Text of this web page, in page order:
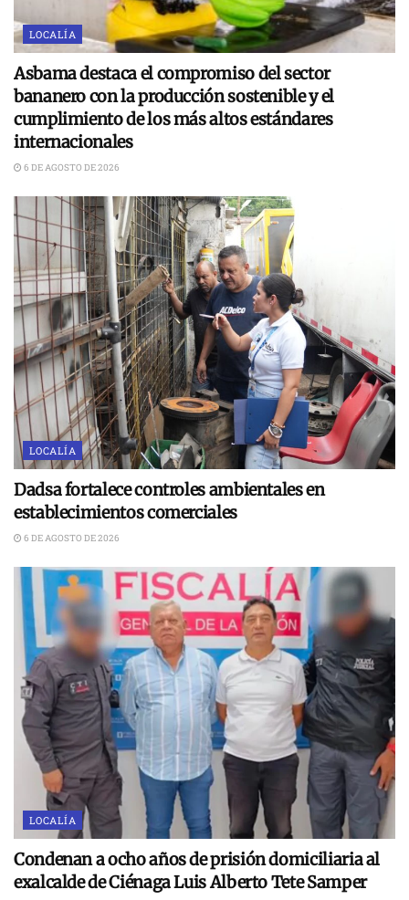
LOCALÍA
Asbama destaca el compromiso del sector
bananero con la producción sostenible y el
cumplimiento de los más altos estándares
internacionales
6 DE AGOSTO DE 2026
LOCALÍA
Dadsa fortalece controles ambientales en
establecimientos comerciales
6 DE AGOSTO DE 2026
LOCALÍA
Condenan a ocho años de prisión domiciliaria al
exalcalde de Ciénaga Luis Alberto Tete Samper